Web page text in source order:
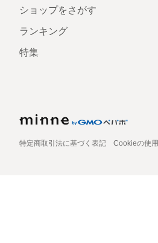
ショップをさがす
ランキング
特集
特定商取引法に基づく表記 Cookieの使